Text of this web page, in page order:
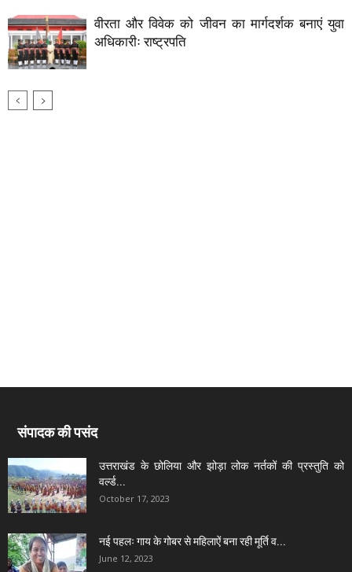
वीरता और विवेक को जीवन का मार्गदर्शक बनाएं युवा
अधिकारीः राष्ट्रपति
संपादक की पसंद
उत्तराखंड के छोलिया और झोड़ा लोक नर्तकों की प्रस्तुति को
वर्ल्ड...
October 17, 2023
नई पहलः गाय के गोबर से महिलाऐं बना रही मूर्ति व...
June 12, 2023